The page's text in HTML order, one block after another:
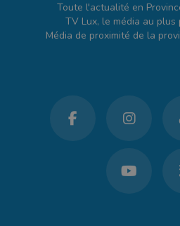
Toute l'actualité en
TV Lux, le média au plus
Média de proximité de la